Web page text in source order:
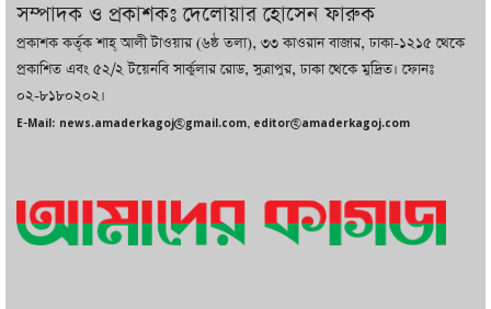
বাজারে কাঁচা মরিচে ‘আগুন’, ‘এত দাম তো
আগে দেখিনি’
সম্পাদক ও প্রকাশকঃ দেলোয়ার হোসেন ফারুক
প্রকাশক কর্তৃক শাহ্ আলী টাওয়ার (৬ষ্ঠ তলা), ৩৩ কাওরান বাজার, ঢাকা-১২১৫ থেকে
প্রকাশিত এবং ৫২/২ টয়েনবি সার্কুলার রোড, সুত্রাপুর, ঢাকা থেকে মুদ্রিত। ফোনঃ
০২-৮১৮০২০২।
E-Mail: news.amaderkagoj@gmail.com, editor@amaderkagoj.com